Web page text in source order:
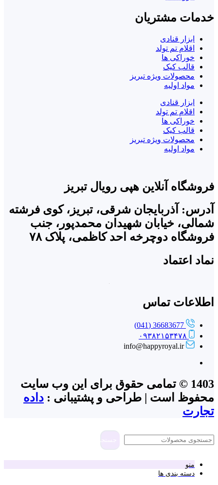
خدمات مشتریان
ابزار قنادی
اقلام تم تولد
خوراکی ها
قالب کیک
محصولات ویژه تبریز
مواد اولیه
ابزار قنادی
اقلام تم تولد
خوراکی ها
قالب کیک
محصولات ویژه تبریز
مواد اولیه
فروشگاه آنلاین هپی رویال تبریز
آدرس: آذربایجان شرقی، تبریز، کوی فرشته
شمالی، خیابان شهیدان محمدپور، جنب
فروشگاه دوچرخه احد کاظمی، پلاک ۷۸
نماد اعتماد
اطلاعات تماس
36683677 (041)
۰۹۳۸۲۱۵۳۴۷۸
info@happyroyal.ir
1403 © تمامی حقوق برای این وب سایت
محفوظ است | طراحی و پشتیبانی : داده
تجارت
منو
دسته بندی ها